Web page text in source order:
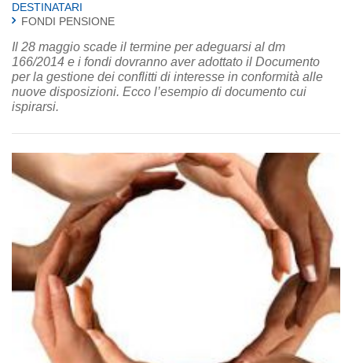
DESTINATARI
FONDI PENSIONE
Il 28 maggio scade il termine per adeguarsi al dm
166/2014 e i fondi dovranno aver adottato il Documento
per la gestione dei conflitti di interesse in conformità alle
nuove disposizioni. Ecco l’esempio di documento cui
ispirarsi.